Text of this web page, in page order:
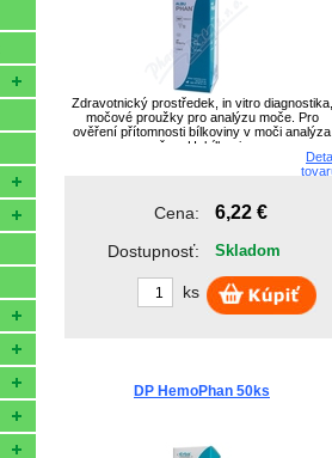
Zdravotnický prostředek, in vitro diagnostika,
močové proužky pro analýzu moče. Pro
ověření přítomnosti bílkoviny v moči analýza
moče: pH, bílkoviny .
Cena: 6,22 €
Dostupnosť: Skladom
ks
DP HemoPhan 50ks